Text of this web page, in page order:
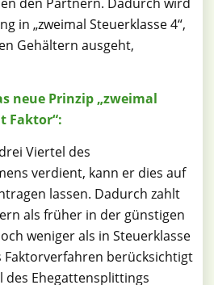
in „zweimal Steuerklasse 4“,
Gehältern ausgeht,
neue Prinzip „zweimal
Faktor“:
Viertel des
verdient, kann er dies auf
lassen. Dadurch zahlt
als früher in der günstigen
weniger als in Steuerklasse
Faktorverfahren berücksichtigt
Ehegattensplittings